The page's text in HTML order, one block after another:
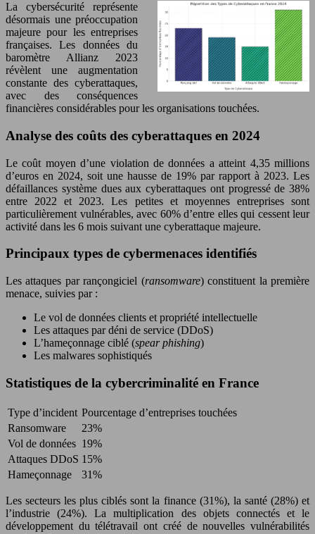
La cybersécurité représente
désormais une préoccupation
majeure pour les entreprises
françaises. Les données du
baromètre Allianz 2023
révèlent une augmentation
constante des cyberattaques,
avec des conséquences
financières considérables pour les organisations touchées.
Analyse des coûts des cyberattaques en 2024
Le coût moyen d’une violation de données a atteint 4,35 millions
d’euros en 2024, soit une hausse de 19% par rapport à 2023. Les
défaillances système dues aux cyberattaques ont progressé de 38%
entre 2022 et 2023. Les petites et moyennes entreprises sont
particulièrement vulnérables, avec 60% d’entre elles qui cessent leur
activité dans les 6 mois suivant une cyberattaque majeure.
Principaux types de cybermenaces identifiés
Les attaques par rançongiciel (ransomware) constituent la première
menace, suivies par :
Le vol de données clients et propriété intellectuelle
Les attaques par déni de service (DDoS)
L’hameçonnage ciblé (spear phishing)
Les malwares sophistiqués
Statistiques de la cybercriminalité en France
Type d’incident Pourcentage d’entreprises touchées
Ransomware
23%
Vol de données 19%
Attaques DDoS 15%
Hameçonnage
31%
Les secteurs les plus ciblés sont la finance (31%), la santé (28%) et
l’industrie (24%). La multiplication des objets connectés et le
développement du télétravail ont créé de nouvelles vulnérabilités